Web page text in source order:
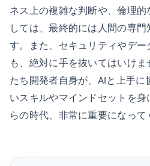
ネス上の複雑な判断や、倫理
しては、最終的には人間の専
す。また、セキュリティやデ
も、絶対に手を抜いてはいけ
たち開発者自身が、AIと上手に
いスキルやマインドセットを
らの時代、非常に重要になって